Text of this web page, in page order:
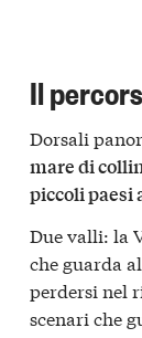
Il
Dorsali
mare di
piccoli paesi
Due valli: la
che guarda
perdersi nel
scenari che